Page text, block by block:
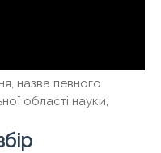
назва певного
області науки,